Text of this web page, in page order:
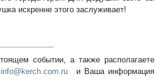
искренне этого заслуживает!
событии, а также располагаете
info@kerch.com.ru и Ваша информация